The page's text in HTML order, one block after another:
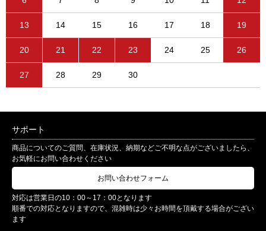
13 14 15 16 17 18 19
20 21 22 23 24 25 26
27 28 29 30
サポート
商品についてのご質問、在庫状況、納期などご不明な点がございましたら、
お気軽にお問い合わせください
お問い合わせフォーム
対応は営業日の10：00～17：00となります
順番での対応となりますので、混雑時は少々お時間を頂戴する場合がござい
ます